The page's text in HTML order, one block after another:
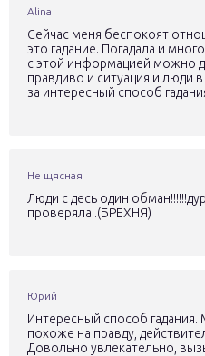
Alina
Сейчас меня беспокоят
это гадание. Погадала и
с этой информацией можно
правдиво и ситуация и люди
за интересный способ
Не щясная
Люди с десь один
проверяла .(БРЕХНЯ)
Юрий
Интересный способ гадания.
похоже на правду,
Довольно увлекательно,